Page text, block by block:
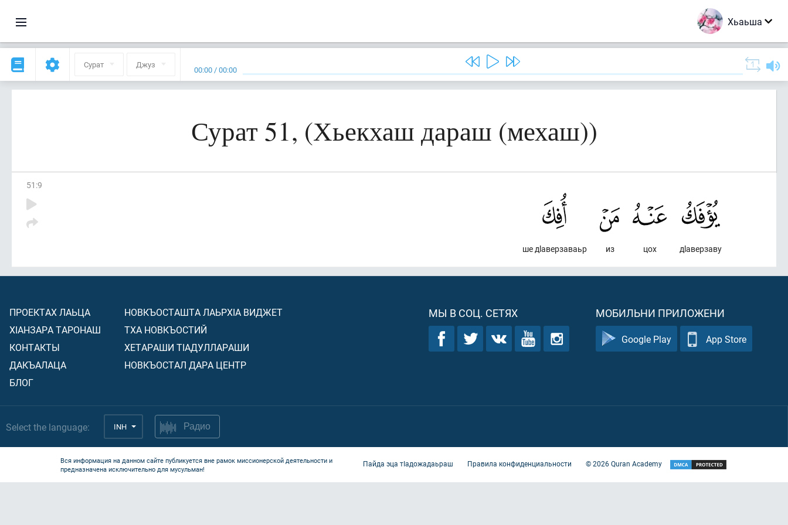
Хьаьша
Сурат Джуз 00:00 /00:00
Сурат 51, (Хьекхаш дараш (мехаш))
51 :9
дlаверзаву
цох
из
ше дlаверзаваьр
ПРОЕКТАХ ЛАЬЦА
ХIАНЗАРА ТАРОНАШ
КОНТАКТЫ
ДАКЪАЛАЦА
БЛОГ
НОВКЪОСТАШТА ЛАЬРХIА ВИДЖЕТ
ТХА НОВКЪОСТИЙ
ХЕТАРАШИ ТIАДУЛЛАРАШИ
НОВКЪОСТАЛ ДАРА ЦЕНТР
МЫ В СОЦ. СЕТЯХ МОБИЛЬНИ ПРИЛОЖЕНИ
Google Play App Store
Select the language: INH Радио
Вся информация на данном сайте публикуется вне рамок миссионерской деятельности и
предназначена исключительно для мусульман!
Пайда эца тIадожадаьраш Правила конфиденциальности ©2026Quran Academy